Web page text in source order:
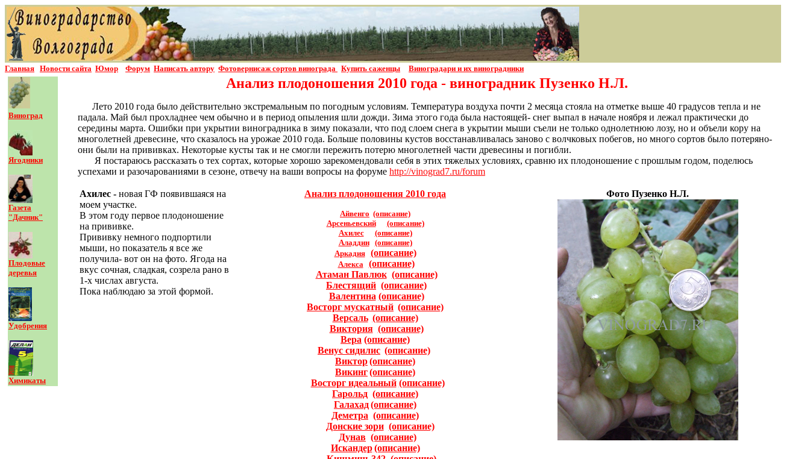
Главная Новости сайта Юмор Форум Написать автору Фотовернисаж сортов винограда Купить саженцы Виноградари и их виноградники
Виноград
Ягодники
Газета
"Дачник"
Плодовые
деревья
Удобрения
Химикаты
Анализ плодоношения 2010 года - виноградник Пузенко Н.Л.
Лето 2010 года было действительно экстремальным по погодным условиям. Температура воздуха почти 2 месяца стояла на отметке выше 40 градусов тепла и не
падала. Май был прохладнее чем обычно и в период опыления шли дожди. Зима этого года была настоящей- снег выпал в начале ноября и лежал практически до
середины марта. Ошибки при укрытии виноградника в зиму показали, что под слоем снега в укрытии мыши съели не только однолетнюю лозу, но и объели кору на
многолетней древесине, что сказалось на урожае 2010 года. Больше половины кустов восстанавливалась заново с волчковых побегов, но много сортов было потеряно-
они были на прививках. Некоторые кусты так и не смогли пережить потерю многолетней части древесины и погибли.
Я постараюсь рассказать о тех сортах, которые хорошо зарекомендовали себя в этих тяжелых условиях, сравню их плодоношение с прошлым годом, поделюсь
успехами и разочарованиями в сезоне, отвечу на ваши вопросы на форуме http://vinograd7.ru/forum
Ахилес - новая ГФ появившаяся на
моем участке.
В этом году первое плодоношение
на прививке.
Прививку немного подпортили
мыши, но показатель я все же
получила- вот он на фото. Ягода на
вкус сочная, сладкая, созрела рано в
1-х числах августа.
Пока наблюдаю за этой формой.
Анализ плодоношения 2010 года
Айвенго (описание)
Арсеньевский
(описание)
Ахилес
(описание)
Аладдин
(описание)
Аркадия
(описание)
Алекса
(описание)
Атаман Павлюк (описание)
Блестящий (описание)
Валентина (описание)
Восторг мускатный (описание)
Версаль (описание)
Виктория (описание)
Вера (описание)
Венус сидилис (описание)
Виктор(описание)
Викинг(описание)
Восторг идеальный (oписание)
Гарольд (описание)
Галахад(описание)
Деметра (описание)
Донские зори (описание)
Дунав (описание)
Искандер (описание)
Фото Пузенко Н.Л.